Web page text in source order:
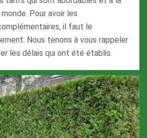
Pour avoir les
il faut le
Nous tenons à vous rappeler
les délais qui ont été établis.